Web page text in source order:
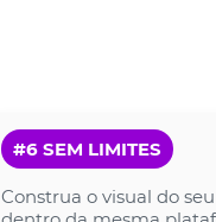
#6 SEM LIMITES
Construa o visual do